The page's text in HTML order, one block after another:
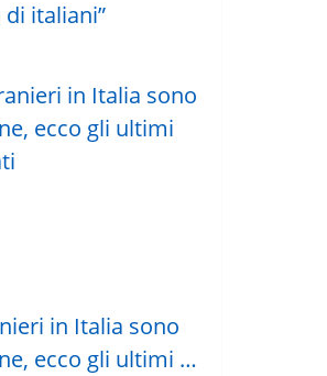
italiani”
in Italia sono
ecco gli ultimi …